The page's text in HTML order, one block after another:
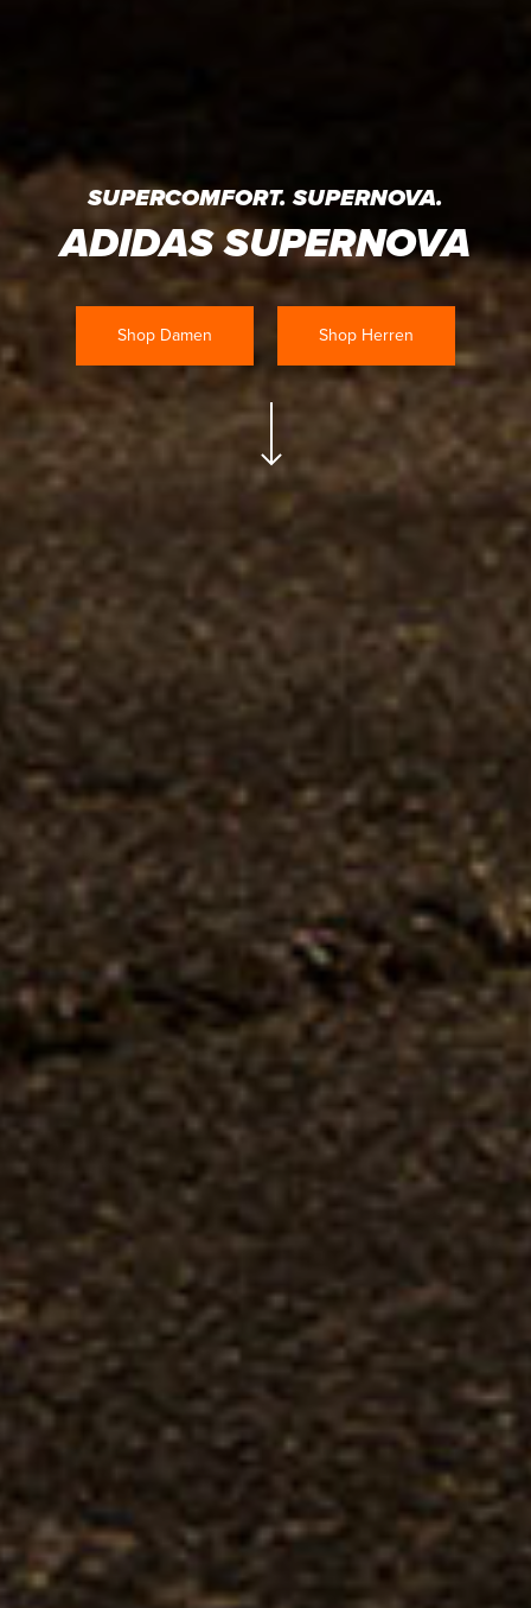
SUPERCOMFORT. SUPERNOVA.
ADIDAS SUPERNOVA
Shop Damen Shop Herren